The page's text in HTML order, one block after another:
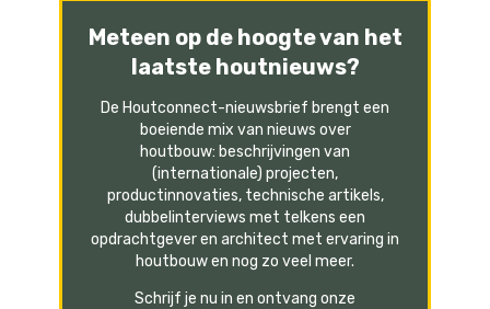
Meteen op de hoogte van het
laatste houtnieuws?
De Houtconnect-nieuwsbrief brengt een
boeiende mix van nieuws over
houtbouw: beschrijvingen van
(internationale) projecten,
productinnovaties, technische artikels,
dubbelinterviews met telkens een
opdrachtgever en architect met ervaring in
houtbouw en nog zo veel meer.
Schrijf je nu in en ontvang onze